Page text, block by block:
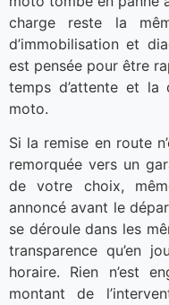
charge reste la
d’immobilisation et
est pensée pour être
temps d’attente et la
moto.
Si la remise en route
remorquée vers un
de votre choix,
annoncé avant le
se déroule dans les
transparence qu’en
horaire. Rien n’est
montant de